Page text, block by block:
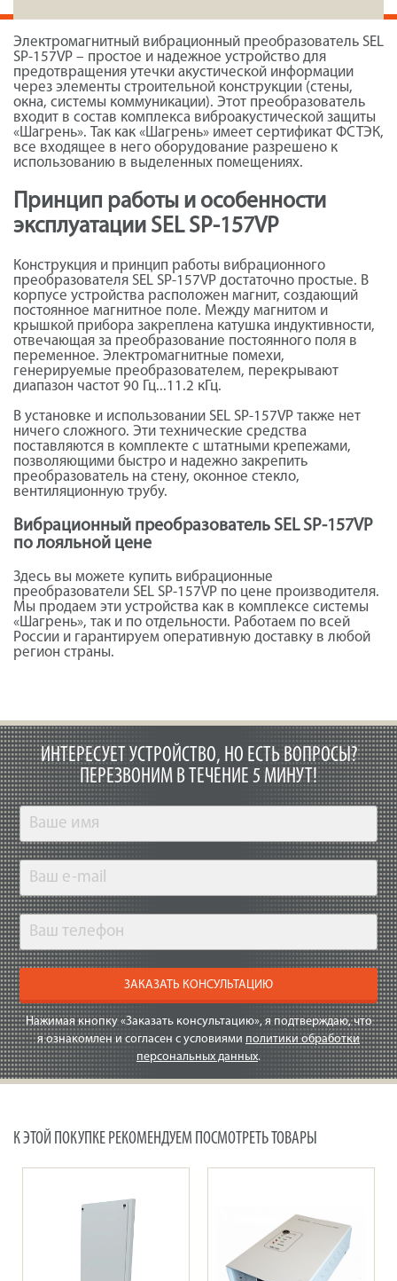
Электромагнитный вибрационный преобразователь SEL
SP-157VP – простое и надежное устройство для
предотвращения утечки акустической информации
через элементы строительной конструкции (стены,
окна, системы коммуникации). Этот преобразователь
входит в состав комплекса виброакустической защиты
«Шагрень». Так как «Шагрень» имеет сертификат ФСТЭК,
все входящее в него оборудование разрешено к
использованию в выделенных помещениях.
Принцип работы и особенности
эксплуатации SEL SP-157VP
Конструкция и принцип работы вибрационного
преобразователя SEL SP-157VP достаточно простые. В
корпусе устройства расположен магнит, создающий
постоянное магнитное поле. Между магнитом и
крышкой прибора закреплена катушка индуктивности,
отвечающая за преобразование постоянного поля в
переменное. Электромагнитные помехи,
генерируемые преобразователем, перекрывают
диапазон частот 90 Гц...11.2 кГц.
В установке и использовании SEL SP-157VP также нет
ничего сложного. Эти технические средства
поставляются в комплекте с штатными крепежами,
позволяющими быстро и надежно закрепить
преобразователь на стену, оконное стекло,
вентиляционную трубу.
Вибрационный преобразователь SEL SP-157VP
по лояльной цене
Здесь вы можете купить вибрационные
преобразователи SEL SP-157VP по цене производителя.
Мы продаем эти устройства как в комплексе системы
«Шагрень», так и по отдельности. Работаем по всей
России и гарантируем оперативную доставку в любой
регион страны.
ИНТЕРЕСУЕТ УСТРОЙСТВО, НО ЕСТЬ ВОПРОСЫ?
ПЕРЕЗВОНИМ В ТЕЧЕНИЕ 5 МИНУТ!
ЗАКАЗАТЬ КОНСУЛЬТАЦИЮ
Нажимая кнопку «Заказать консультацию», я подтверждаю, что
я ознакомлен и согласен с условиями политики обработки
персональных данных.
К ЭТОЙ ПОКУПКЕ РЕКОМЕНДУЕМ ПОСМОТРЕТЬ ТОВАРЫ